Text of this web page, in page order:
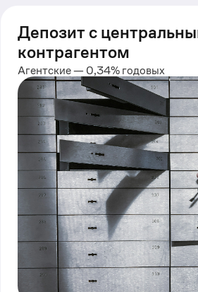
Депозит с
контрагентом
Агентские — 0,34% годовых